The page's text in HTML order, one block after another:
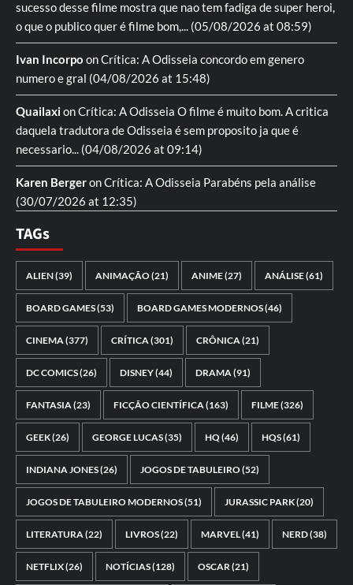
sucesso desse filme mostra que nao tem fadiga de super heroi,
o que o publico quer é filme bom,... (05/08/2026 at 08:59)
Ivan Incorpo onCrítica: A Odisseia concordo em genero
numero e gral (04/08/2026 at 15:48)
QuailaxionCrítica: A Odisseia O filme é muito bom. A critica
daquela tradutora de Odisseia é sem proposito ja que é
necessario... (04/08/2026 at 09:14)
Karen BergeronCrítica: A Odisseia Parabéns pela análise
(30/07/2026 at 12:35)
TAGs
ALIEN(39) ANIMAÇÃO(21) ANIME(27) ANÁLISE(61)
BOARD GAMES(53) BOARD GAMES MODERNOS(46)
CINEMA(377) CRÍTICA(301) CRÔNICA(21)
DC COMICS(26) DISNEY(44) DRAMA(91)
FANTASIA(23) FICÇÃO CIENTÍFICA(163) FILME(326)
GEEK(26) GEORGE LUCAS(35) HQ(46) HQS(61)
INDIANA JONES(26) JOGOS DE TABULEIRO(52)
JOGOS DE TABULEIRO MODERNOS(51) JURASSIC PARK(20)
LITERATURA(22) LIVROS(22) MARVEL(41) NERD(38)
NETFLIX(26) NOTÍCIAS(128) OSCAR(21)